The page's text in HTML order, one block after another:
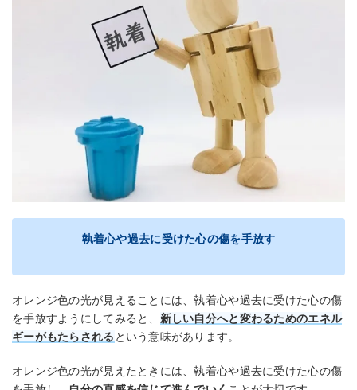
執着心や過去に受けた心の傷を手放す
オレンジ色の光が見えることには、執着心や過去に受けた心の傷
を手放すようにしてみると、 新しい自分へと変わるためのエネル
ギーがもたらされる という意味があります。
オレンジ色の光が見えたときには、執着心や過去に受けた心の傷